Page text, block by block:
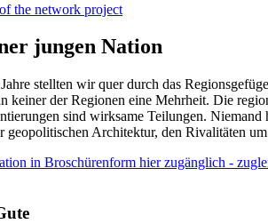
the network project
jungen Nation
stellten wir quer durch das
der Regionen eine Mehrheit. Die
sind wirksame Teilungen.
geopolitischen Architektur, den Rivalitäten
in Broschürenform hier zugänglich -